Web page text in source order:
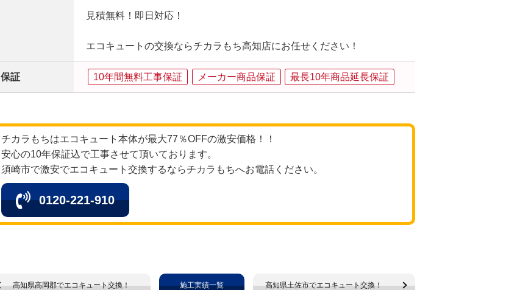
見積無料！即日対応！
エコキュートの交換ならチカラもち高知店にお任せください！
保証 10年間無料工事保証 メーカー商品保証 最長10年商品延長保証
チカラもちはエコキュート本体が最大77％OFFの激安価格！！
安心の10年保証込で工事させて頂いております。
須崎市で激安でエコキュート交換するならチカラもちへお電話ください。
0120-221-910
高知県高岡郡でエコキュート交換！ 高知県土佐市でエコキュート交換！
施工実績一覧